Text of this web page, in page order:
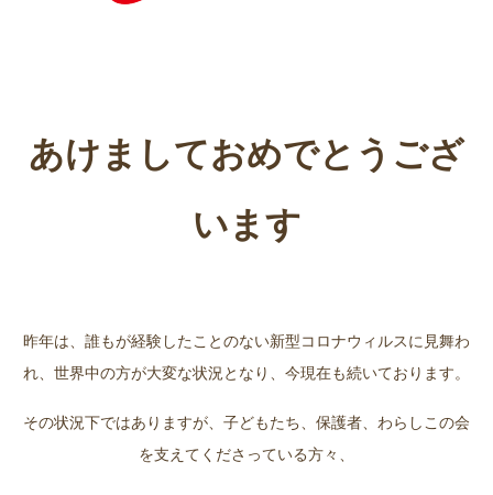
あけましておめでとうござ
います
昨年は、誰もが経験したことのない新型コロナウィルスに見舞わ
れ、世界中の方が大変な状況となり、今現在も続いております。
その状況下ではありますが、子どもたち、保護者、わらしこの会
を支えてくださっている方々、